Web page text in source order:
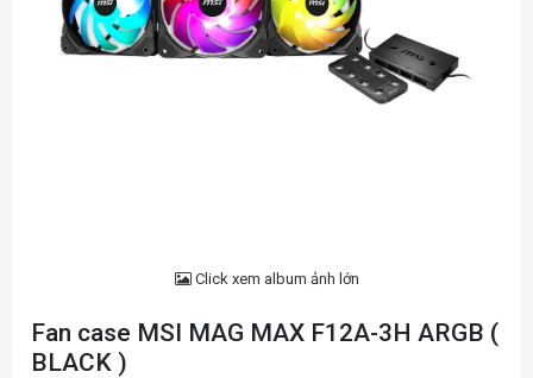
Click xem album ảnh lớn
Fan case MSI MAG MAX F12A-3H ARGB (
BLACK )